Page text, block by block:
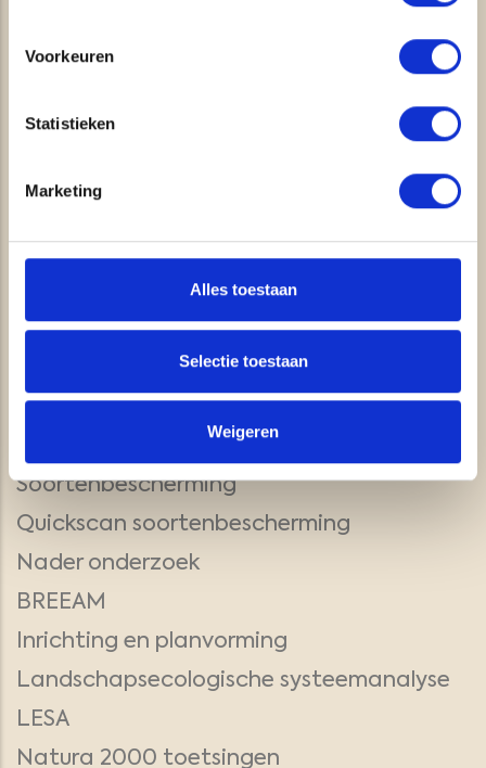
Voorkeuren
Statistieken
Marketing
Alles toestaan
Selectie toestaan
Weigeren
ECOLOGIE
Biodiversiteit en verduurzaming
Gebiedsbescherming
Ecologische ondersteuning
gebiedsprocessen
Beheerplannen en -advies
Natuurbeleid en evaluaties
Soortenbescherming
Quickscan soortenbescherming
Nader onderzoek
BREEAM
Inrichting en planvorming
Landschapsecologische systeemanalyse
LESA
Natura 2000 toetsingen